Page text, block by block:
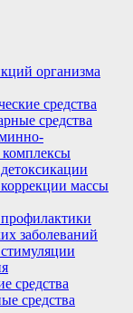
организма
средства
средства
массы
заболеваний
средства
средства